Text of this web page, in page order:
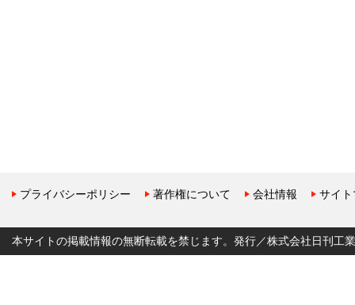
プライバシーポリシー 著作権について 会社情報 サイ
本サイトの掲載情報の無断転載を禁じます。発行／株式会社日刊